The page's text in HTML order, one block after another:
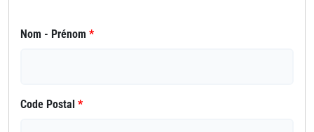
Nom - Prénom *
Code Postal *